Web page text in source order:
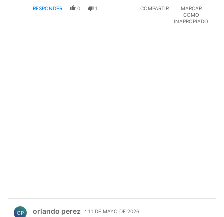
RESPONDER 0 1 COMPARTIR
MARCAR
COMO
INAPROPIADO
OP orlando perez 11 DE MAYO DE 2026